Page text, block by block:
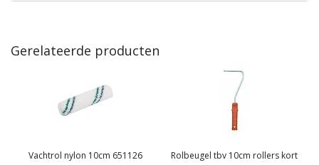
Gerelateerde producten
Vachtrol nylon 10cm 651126 Rolbeugel tbv 10cm rollers kort